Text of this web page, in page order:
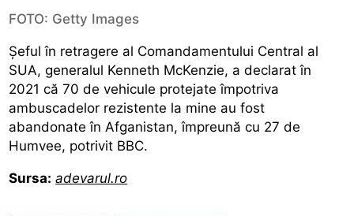
FOTO: Getty Images
Șeful în retragere al Comandamentului Central al
SUA, generalul Kenneth McKenzie, a declarat în
2021 că 70 de vehicule protejate împotriva
ambuscadelor rezistente la mine au fost
abandonate în Afganistan, împreună cu 27 de
Humvee, potrivit BBC.
Sursa: adevarul.ro